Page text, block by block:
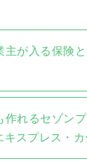
主が入る保険
作れるセゾン
キスプレス・